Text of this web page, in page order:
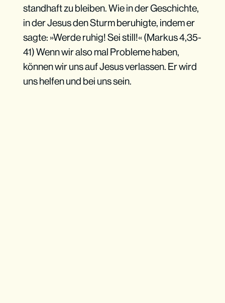
standhaft zu bleiben. Wie in der Geschichte,
in der Jesus den Sturm beruhigte, indem er
sagte: »Werde ruhig! Sei still!« (Markus 4,35-
41) Wenn wir also mal Probleme haben,
können wir uns auf Jesus verlassen. Er wird
uns helfen und bei uns sein.